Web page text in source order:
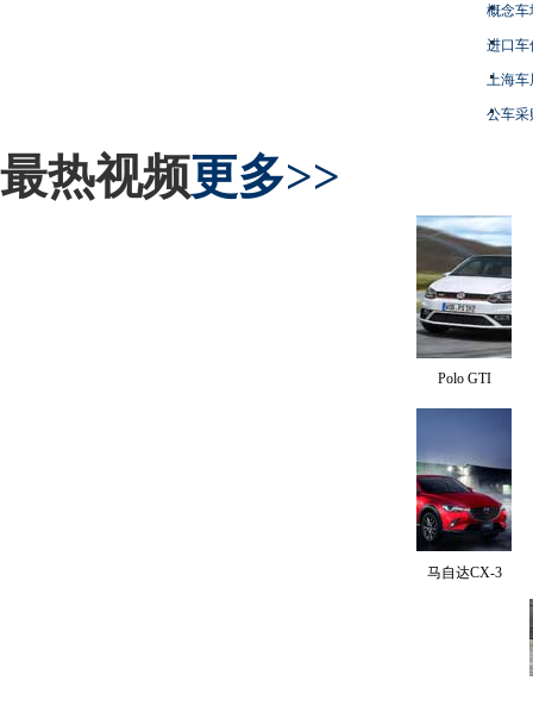
概念车
进口车
上海
公车采
最热视频更多>>
Polo GTI
马自达CX-3